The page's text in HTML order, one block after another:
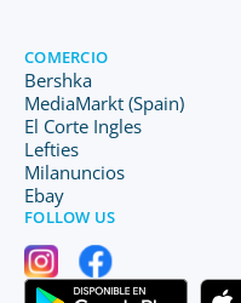
COMERCIO
Bershka
MediaMarkt (Spain)
El Corte Ingles
Lefties
Milanuncios
Ebay
FOLLOW US